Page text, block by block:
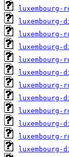
luxembourg-
luxembourg-
luxembourg-
luxembourg-
luxembourg-
luxembourg-
luxembourg-
luxembourg-
luxembourg-
luxembourg-
luxembourg-
luxembourg-